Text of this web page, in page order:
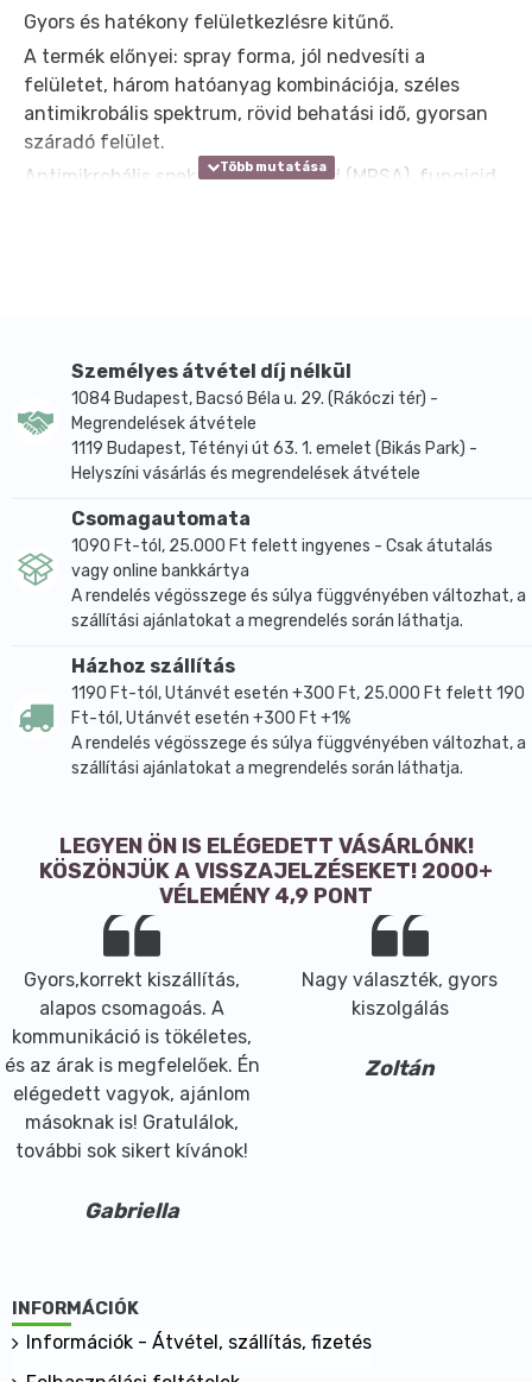
Gyors és hatékony felületkezlésre kitűnő.
A termék előnyei: spray forma, jól nedvesíti a
felületet, három hatóanyag kombinációja, széles
antimikrobális spektrum, rövid behatási idő, gyorsan
száradó felület.
Antimikrobális spektrum: Baktericid (MRSA), fungicid,
hatásspektrum, baktericid (MRSA), fungicid, virucid
(HBV/HIV inaktiváló hatás is), tuberkulocid.
Kisebb felületek gyors fertőtlenítésére, tisztítására az
egészségügy és az élelmiszeripar területén.
Három hatóanyag kombinációja, széles antimikrobás
hatással, rövid behatási idővel.
A minimális behatási idő 5 perc.
Zárt térben egyszerre legfeljebb 2 m2-nyi felület
kezelhető.
kell alkalmazni.
FIGYELMEZTETÉS
Gyermekek kezébe nem kerülhet!
Más tisztító- és fertőtlenítőszerrel nem keverhető!
áramtalanítás után használható!
Vigyázzunk, hogy szembe ne kerüljön!
Gőzeit ne lélegezzük be!
Ha a készítmény a bőrre kerül, azonnal bő vízzel le kell
Ha szembe kerülne, bő vízzel ki kell öblíteni és
szakorvosi ellátást biztosítani.
Inhaláció esetén a sérültet fris levegőn nyugalomba
kell helyezni.
Lenyelés esetén a szárüreget vízzel alaposan ki kell
öblíteni és bőségesen vizet kell itatni. HÁNYTATNI
NEM SZABAD! Azonnal orvost kell hívni!
ELTARTHATÓSÁG
Személyes átvétel díj nélkül
1084 Budapest, Bacsó Béla u. 29. (Rákóczi tér) -
Megrendelések átvétele
1119 Budapest, Tétényi út 63. 1. emelet (Bikás Park) -
Helyszíni vásárlás és megrendelések átvétele
Csomagautomata
1090 Ft-tól, 25.000 Ft felett ingyenes - Csak átutalás
vagy online bankkártya
A rendelés végösszege és súlya függvényében változhat, a
szállítási ajánlatokat a megrendelés során láthatja.
Házhoz szállítás
1190 Ft-tól, Utánvét esetén +300 Ft, 25.000 Ft felett 190
Ft-tól, Utánvét esetén +300 Ft +1%
A rendelés végösszege és súlya függvényében változhat, a
szállítási ajánlatokat a megrendelés során láthatja.
LEGYEN ÖN IS ELÉGEDETT VÁSÁRLÓNK!
KÖSZÖNJÜK A VISSZAJELZÉSEKET! 2000+
VÉLEMÉNY 4,9 PONT
Gyors,korrekt kiszállítás,
alapos csomagoás. A
kommunikáció is tökéletes,
és az árak is megfelelőek. Én
elégedett vagyok, ajánlom
másoknak is! Gratulálok,
további sok sikert kívánok!
Gabriella
Nagy választék, gyors
kiszolgálás
Zoltán
INFORMÁCIÓK
Információk - Átvétel, szállítás, fizetés